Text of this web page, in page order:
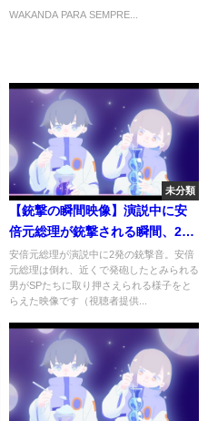
Teaser Trailer Legendado |
WAKANDA PARA SEMPRE...
未分類
【銃撃の瞬間映像】演説中に安
倍元総理が銃撃される瞬間、2発
の発砲音と銃撃男の取り押さえ
（2022年7月8日）
安倍元総理が演説中に2発の銃撃音。安倍
元総理は倒れ、近くで発砲したとみられる
男がSPたちに取り押さえられる様子をと
らえた映像です（視聴者提供...